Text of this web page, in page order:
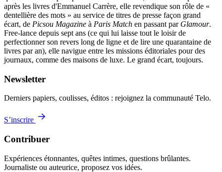
après les livres d'Emmanuel Carrère, elle revendique son rôle de «
dentellière des mots » au service de titres de presse façon grand
écart, de Picsou Magazine à Paris Match en passant par Glamour.
Free-lance depuis sept ans (ce qui lui laisse tout le loisir de
perfectionner son revers long de ligne et de lire une quarantaine de
livres par an), elle navigue entre les missions éditoriales pour des
journaux, comme des maisons de luxe. Le grand écart, toujours.
Newsletter
Derniers papiers, coulisses, éditos : rejoignez la communauté Telo.
S’inscrire
Contribuer
Expériences étonnantes, quêtes intimes, questions brûlantes.
Journaliste ou auteurice, proposez vos idées.